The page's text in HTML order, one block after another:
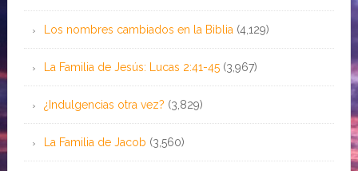
Los nombres cambiados en la Biblia (4,129)
La Familia de Jesús: Lucas 2:41-45 (3,967)
¿Indulgencias otra vez? (3,829)
La Familia de Jacob (3,560)